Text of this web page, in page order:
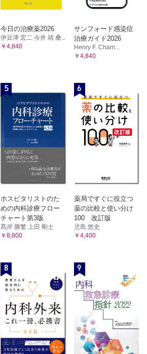
今日の治療薬2026
伊豆津 宏二 今井 靖 桑...
￥4,840
サンフォード感染症
治療ガイド2026
Henry F. Cham...
￥4,840
5
ホスピタリストのた
めの内科診療フロー
チャート第3版
髙岸 勝繁 上田 剛士
￥8,800
6
薬局ですぐに役立つ
薬の比較と使い分け
100 改訂版
児島 悠史
￥4,400
8 9